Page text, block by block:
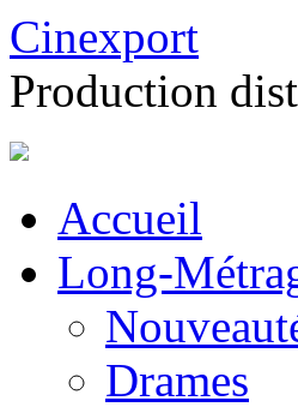
Cinexport
Production
Accueil
Long-
Drames